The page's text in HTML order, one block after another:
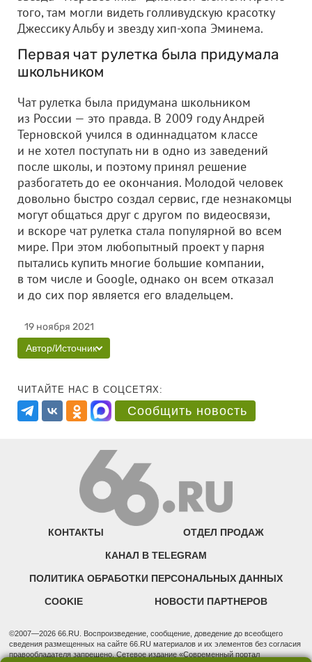
того, там могли видеть голливудскую красотку
Джессику Альбу и звезду хип-хопа Эминема.
Первая чат рулетка была придумала
школьником
Чат рулетка была придумана школьником
из России — это правда. В 2009 году Андрей
Терновской учился в одиннадцатом классе
и не хотел поступать ни в одно из заведений
после школы, и поэтому принял решение
разбогатеть до ее окончания. Молодой человек
довольно быстро создал сервис, где незнакомцы
могут общаться друг с другом по видеосвязи,
и вскоре чат рулетка стала популярной во всем
мире. При этом любопытный проект у парня
пытались купить многие большие компании,
в том числе и Google, однако он всем отказал
и до сих пор является его владельцем.
19 ноября 2021
Автор/Источник
ЧИТАЙТЕ НАС В СОЦСЕТЯХ:
Сообщить новость
КОНТАКТЫ ОТДЕЛ ПРОДАЖ
КАНАЛ В TELEGRAM
ПОЛИТИКА ОБРАБОТКИ ПЕРСОНАЛЬНЫХ ДАННЫХ
COOKIE НОВОСТИ ПАРТНЕРОВ
©2007—2026 66.RU. Воспроизведение, сообщение, доведение до всеобщего
сведения размещенных на сайте 66.RU материалов и их элементов без согласия
правообладателя запрещено. Сетевое издание «Современный портал